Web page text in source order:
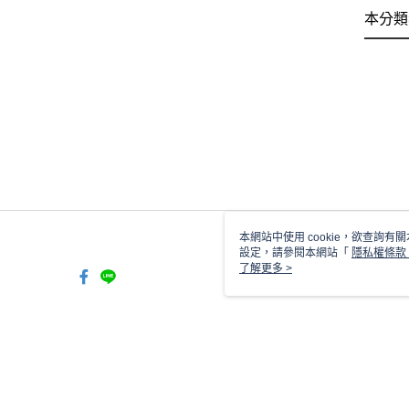
本分
本網站中使用 cookie，欲查詢有
設定，請參閱本網站「 隱私權條款
使用 cookie。
了解更多 >